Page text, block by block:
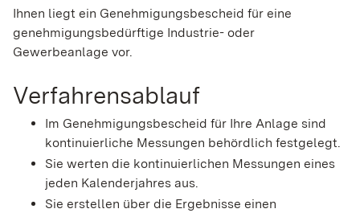
Ihnen liegt ein Genehmigungsbescheid für eine
genehmigungsbedürftige Industrie- oder
Gewerbeanlage vor.
Verfahrensablauf
Im Genehmigungsbescheid für Ihre Anlage sind
kontinuierliche Messungen behördlich festgelegt.
Sie werten die kontinuierlichen Messungen eines
jeden Kalenderjahres aus.
Sie erstellen über die Ergebnisse einen